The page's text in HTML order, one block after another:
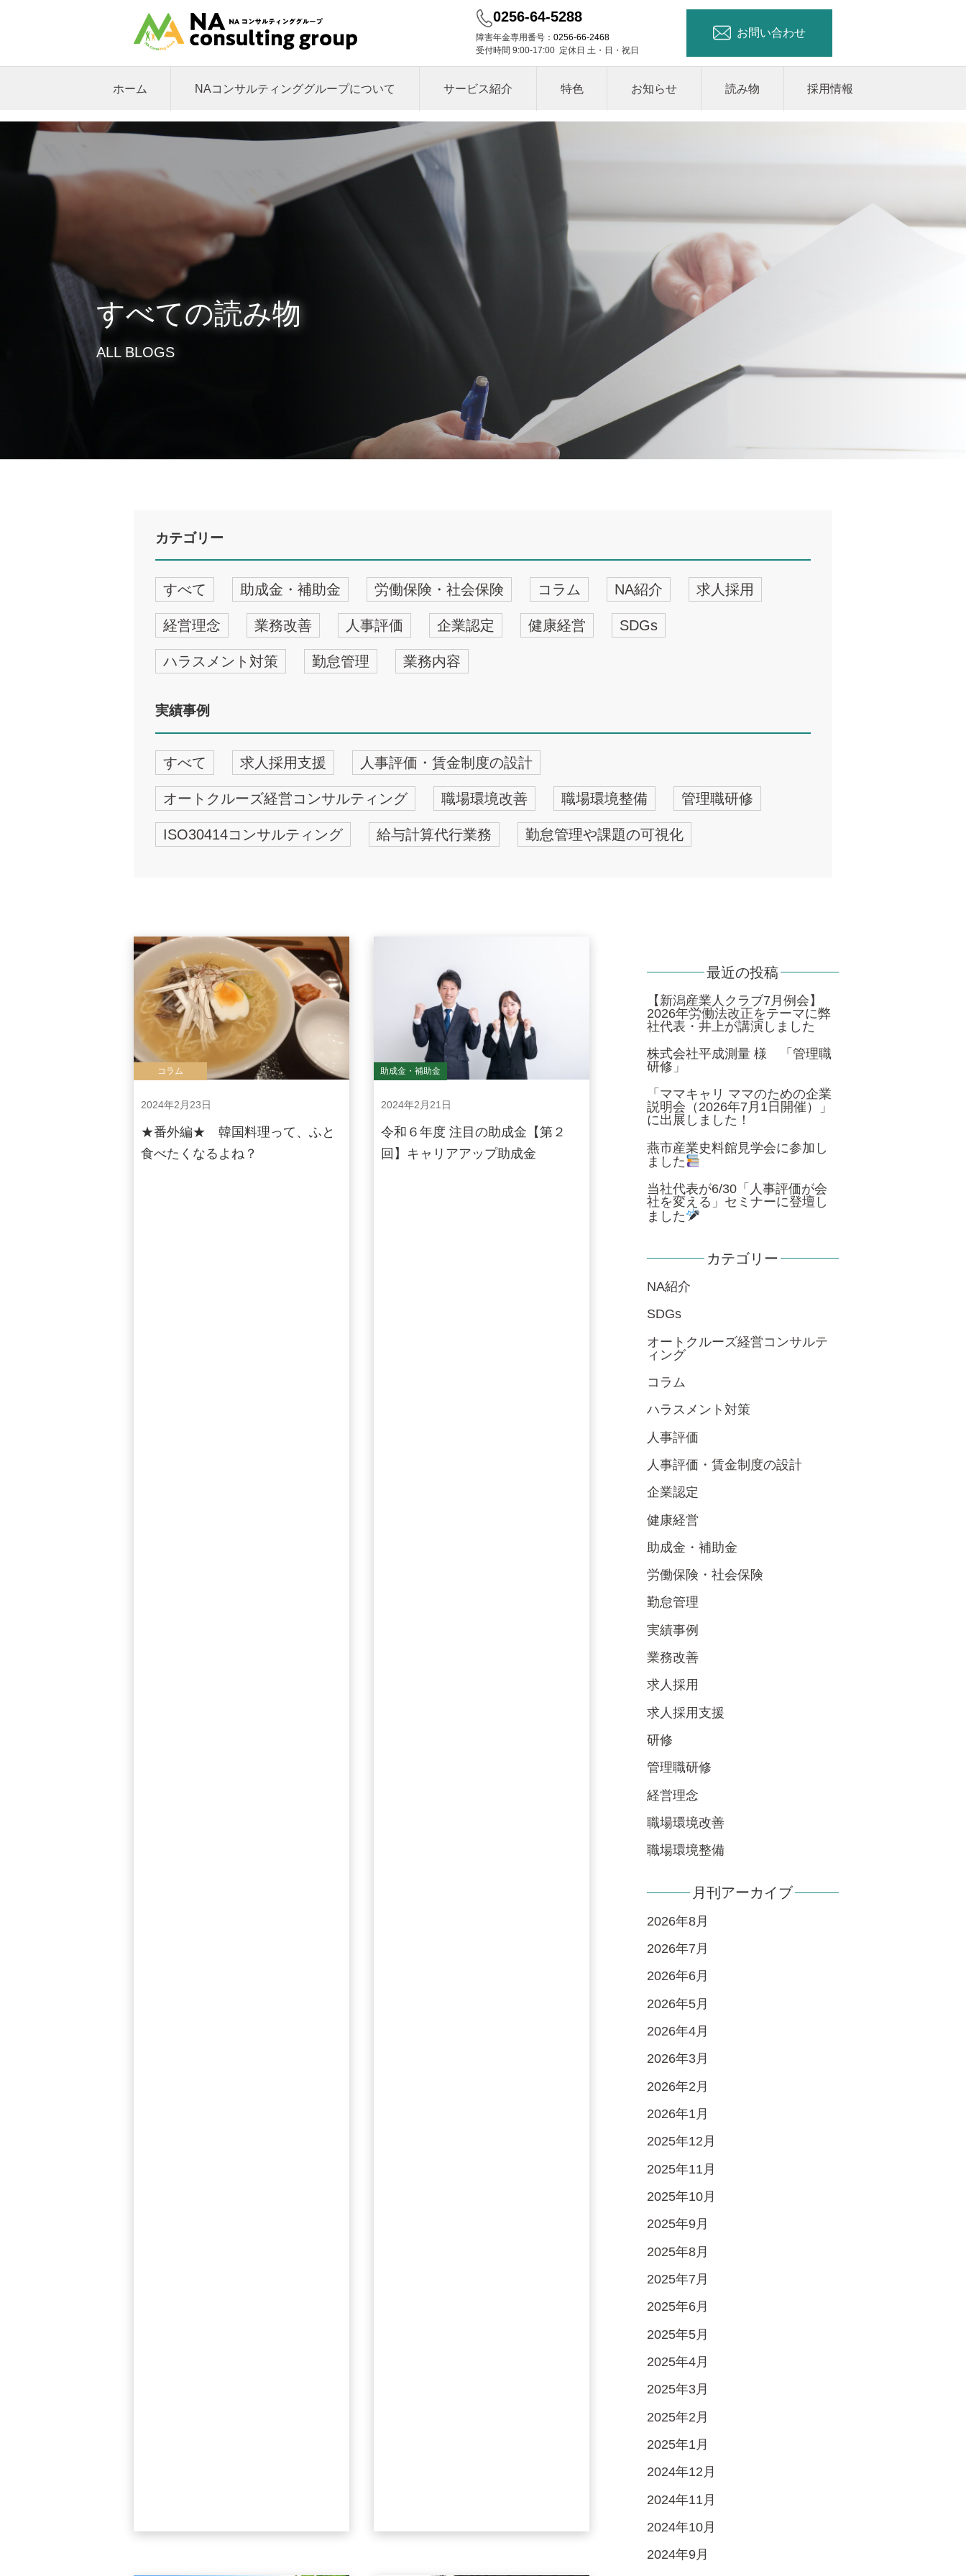
0256-64-5288
障害年金専用番号： 0256-66-2468
受付時間 9:00-17:00 定休日 土・日・祝日
お問い合わせ
ホーム NAコンサルティンググループについて サービス紹介 特色 お知らせ 読み物 採用情報
すべての読み物
ALL BLOGS
カテゴリー
すべて 助成金・補助金 労働保険・社会保険 コラム NA紹介 求人採用
経営理念 業務改善 人事評価 企業認定 健康経営 SDGs
ハラスメント対策 勤怠管理 業務内容
実績事例
すべて 求人採用支援 人事評価・賃金制度の設計
オートクルーズ経営コンサルティング 職場環境改善 職場環境整備 管理職研修
ISO30414コンサルティング 給与計算代行業務 勤怠管理や課題の可視化
コラム
2024年2月23日
★番外編★ 韓国料理って、ふと
食べたくなるよね？
助成金・補助金
2024年2月21日
令和６年度 注目の助成金【第２
回】キャリアアップ助成金
最近の投稿
【新潟産業人クラブ7月例会】
2026年労働法改正をテーマに弊
社代表・井上が講演しました
株式会社平成測量 様 「管理職
研修」
「ママキャリ ママのための企業
説明会（2026年7月1日開催）」
に出展しました！
燕市産業史料館見学会に参加し
ました
当社代表が6/30「人事評価が会
社を変える」セミナーに登壇し
ました
カテゴリー
NA紹介
SDGs
オートクルーズ経営コンサルテ
ィング
コラム
ハラスメント対策
人事評価
人事評価・賃金制度の設計
企業認定
健康経営
助成金・補助金
労働保険・社会保険
勤怠管理
実績事例
業務改善
求人採用
求人採用支援
研修
管理職研修
経営理念
職場環境改善
職場環境整備
月刊アーカイブ
2026年8月
2026年7月
2026年6月
2026年5月
2026年4月
2026年3月
2026年2月
2026年1月
2025年12月
2025年11月
2025年10月
2025年9月
2025年8月
2025年7月
2025年6月
2025年5月
2025年4月
2025年3月
2025年2月
2025年1月
2024年12月
2024年11月
2024年10月
2024年9月